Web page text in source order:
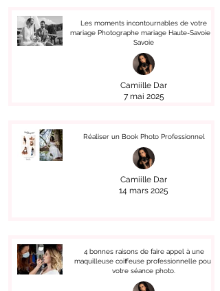
Les moments incontournables de votre
mariage Photographe mariage Haute-Savoie &
Savoie
Camiille Dar
7 mai 2025
Réaliser un Book Photo Professionnel
Camiille Dar
14 mars 2025
4 bonnes raisons de faire appel à une
maquilleuse coiffeuse professionnelle pour
votre séance photo.